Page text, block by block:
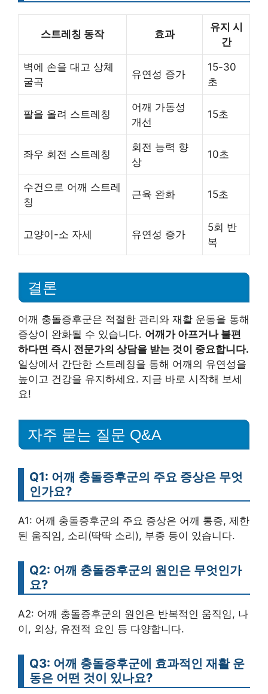
스트레칭 동작 효과
유지 시
간
벽에 손을 대고 상체
굴곡
유연성 증가
15-30
초
팔을 올려 스트레칭
어깨 가동성
개선
15초
좌우 회전 스트레칭
회전 능력 향
상
10초
수건으로 어깨 스트레
칭
근육 완화 15초
고양이-소 자세 유연성 증가
5회 반
복
결론
어깨 충돌증후군은 적절한 관리와 재활 운동을 통해
증상이 완화될 수 있습니다. 어깨가 아프거나 불편
하다면 즉시 전문가의 상담을 받는 것이 중요합니다.
일상에서 간단한 스트레칭을 통해 어깨의 유연성을
높이고 건강을 유지하세요. 지금 바로 시작해 보세
요!
자주 묻는 질문 Q&A
Q1: 어깨 충돌증후군의 주요 증상은 무엇
인가요?
A1: 어깨 충돌증후군의 주요 증상은 어깨 통증, 제한
된 움직임, 소리(딱딱 소리), 부종 등이 있습니다.
Q2: 어깨 충돌증후군의 원인은 무엇인가
요?
A2: 어깨 충돌증후군의 원인은 반복적인 움직임, 나
이, 외상, 유전적 요인 등 다양합니다.
Q3: 어깨 충돌증후군에 효과적인 재활 운
동은 어떤 것이 있나요?